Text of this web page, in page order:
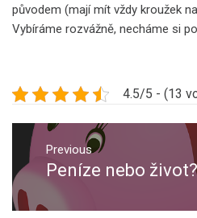
původem (mají mít vždy kroužek
Vybíráme rozvážně, necháme si
4.5/5 - (13
Navigace
pro
příspěvek
Previous
Previous
Peníze nebo život?